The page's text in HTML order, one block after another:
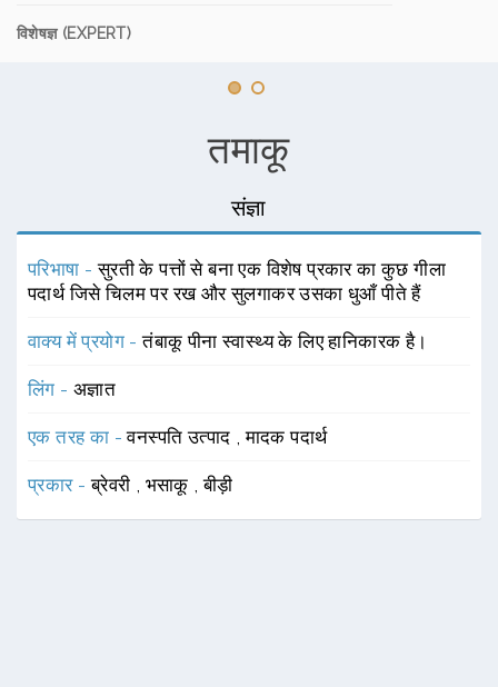
विशेषज्ञ (EXPERT)
तमाकू
संज्ञा
परिभाषा -सुरती के पत्तों से बना एक विशेष प्रकार का कुछ गीला
पदार्थ जिसे चिलम पर रख और सुलगाकर उसका धुआँ पीते हैं
वाक्य में प्रयोग -तंबाकू पीना स्वास्थ्य के लिए हानिकारक है।
लिंग - अज्ञात
एक तरह का -वनस्पति उत्पाद ,मादक पदार्थ
प्रकार -ब्रेवरी , भसाकू ,बीड़ी